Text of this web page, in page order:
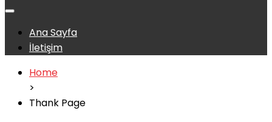
Ana Sayfa
İletişim
Home
>
Thank Page